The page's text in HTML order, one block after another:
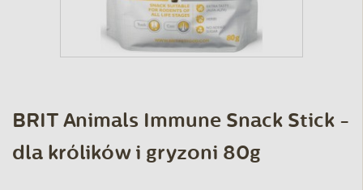
BRIT Animals Immune Snack Stick -
dla królików i gryzoni 80g